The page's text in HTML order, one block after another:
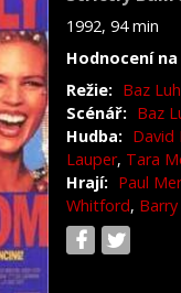
1992, 94 min
Hodnocení
Režie: Baz
Scénář: Baz
Hudba: David
Lauper, Tara
Hrají: Paul
Whitford,